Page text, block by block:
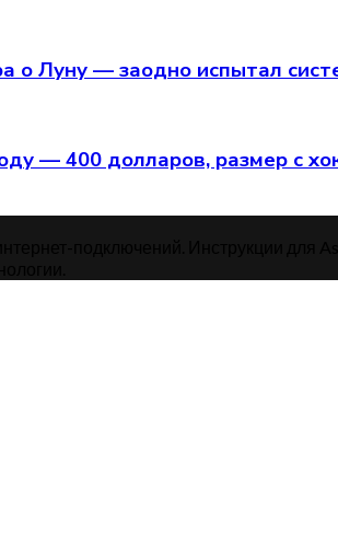
о Луну — заодно испытал
— 400 долларов, размер с